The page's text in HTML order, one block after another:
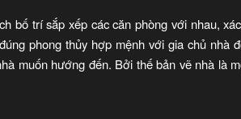
bố trí sắp xếp các căn phòng với nhau,
phong thủy hợp mệnh với gia chủ nhà
muốn hướng đến. Bởi thế bản vẽ nhà là